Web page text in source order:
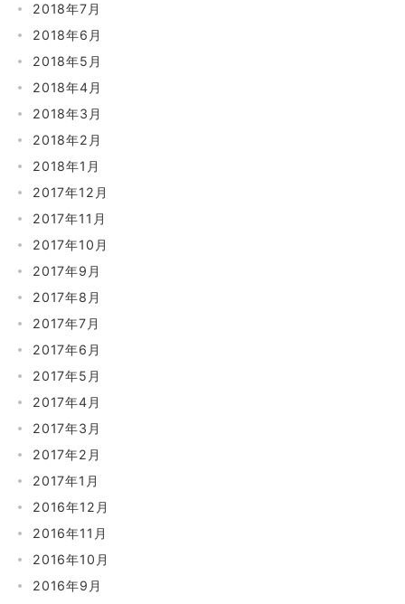
2018年7月
2018年6月
2018年5月
2018年4月
2018年3月
2018年2月
2018年1月
2017年12月
2017年11月
2017年10月
2017年9月
2017年8月
2017年7月
2017年6月
2017年5月
2017年4月
2017年3月
2017年2月
2017年1月
2016年12月
2016年11月
2016年10月
2016年9月